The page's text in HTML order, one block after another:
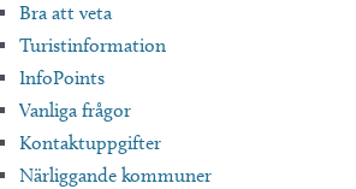
Bra att veta
Turistinformation
InfoPoints
Vanliga frågor
Kontaktuppgifter
Närliggande kommuner